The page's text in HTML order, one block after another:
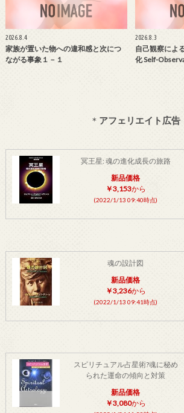
2026.8.4
家族が置いた物への違和感と次につ
ながる事象１－１
2026.8.3
自己観察によ
化 Self-
＊ アフェリエイト広告
冥王星: 魂の進化成長の旅路
新品価格
￥3,153から
(2022/1/13 09:40時点)
魂の設計図
新品価格
￥3,236から
(2022/1/13 09:41時点)
スピリチュアル占星術?魂に秘め
られた運命の傾向と対策
新品価格
￥3,080から